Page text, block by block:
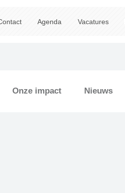
Agenda Vacatures
Onze impact Nieuws